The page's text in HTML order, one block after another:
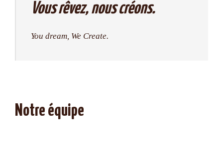
Vous rêvez, nous créons.
You dream, We Create.
Notre équipe